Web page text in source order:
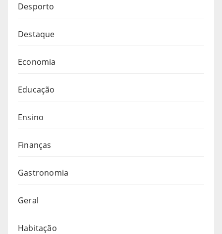
Desporto
Destaque
Economia
Educação
Ensino
Finanças
Gastronomia
Geral
Habitação